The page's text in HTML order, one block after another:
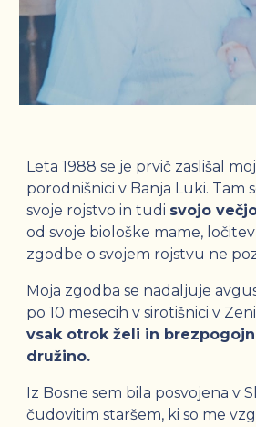
Leta 1988 se je prvič zaslišal
porodnišnici v Banja Luki. Tam
svoje rojstvo in tudi svojo
od svoje biološke mame,
zgodbe o svojem rojstvu ne
Moja zgodba se nadaljuje
po 10 mesecih v sirotišnici v
vsak otrok želi in
družino.
Iz Bosne sem bila posvojena v
čudovitim staršem, ki so me